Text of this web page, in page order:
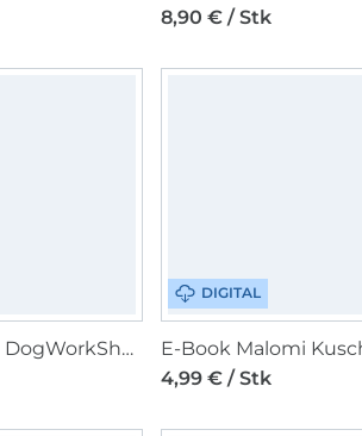
8,90 € / Stk
E-Book The DogWorkShop Hundetasche Baggy
DIGITAL
4,99 € / Stk